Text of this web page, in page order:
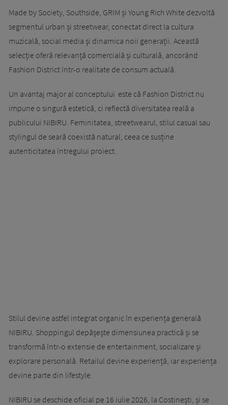
Made by Society, Southside, GRIM și Young Rich White dezvoltă
segmentul urban și streetwear, conectat direct la cultura
muzicală, social media și dinamica noii generații. Această
selecție oferă relevanță comercială și culturală, ancorând
Fashion District într-o realitate de consum actuală.
Un avantaj major al conceptului este că Fashion District nu
impune o singură estetică, ci reflectă diversitatea reală a
publicului NIBIRU. Feminitatea, streetwearul, stilul casual sau
stylingul de seară coexistă natural, ceea ce susține
autenticitatea întregului proiect.
Stilul devine astfel integrat organic în experiența generală
NIBIRU. Shoppingul depășește dimensiunea practică și se
transformă într-o extensie de entertainment, socializare și
explorare personală. Retailul devine experiență, iar experiența
devine parte din lifestyle.
NIBIRU se deschide oficial pe 16 iulie 2026, la Costinești, și se